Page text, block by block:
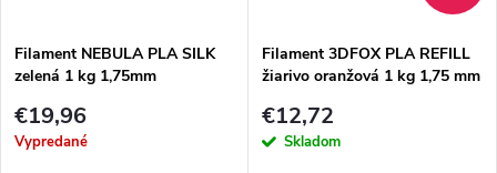
Filament NEBULA PLA SILK
zelená 1 kg 1,75mm
€19,96
Vypredané
Filament 3DFOX PLA REFILL
žiarivo oranžová 1 kg 1,75 mm
€12,72
Skladom